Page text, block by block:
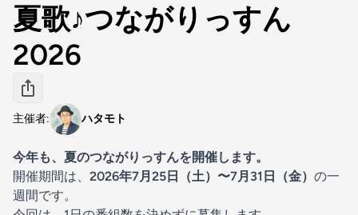
夏歌♪つながりっすん
2026
主催者: ハタモト
今年も、夏のつながりっすんを開催します。
開催期間は、 2026年7月25日（土）〜7月31日（金） の一
週間です。